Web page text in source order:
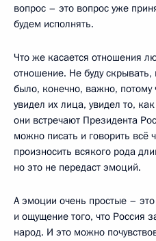
вопрос – это вопрос уже
будем исполнять.
Что же касается отношения
отношение. Не буду
было, конечно, важно, потому
увидел их лица, увидел то,
они встречают Президента
можно писать и говорить всё
произносить всякого рода
но это не передаст эмоций.
А эмоции очень простые – это
и ощущение того, что Россия
народ. И это можно